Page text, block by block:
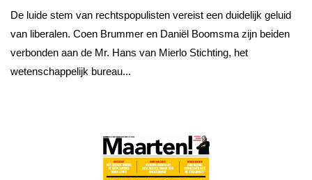
De luide stem van rechtspopulisten vereist een duidelijk geluid
van liberalen. Coen Brummer en Daniël Boomsma zijn beiden
verbonden aan de Mr. Hans van Mierlo Stichting, het
wetenschappelijk bureau...